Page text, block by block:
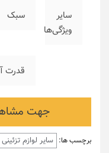
سایر
ویژگی‌ها
سبک
قدرت
جهت
برچسب ها: سایر لوازم تزئینی